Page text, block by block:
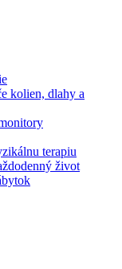
kolien, dlahy a
terapiu
život